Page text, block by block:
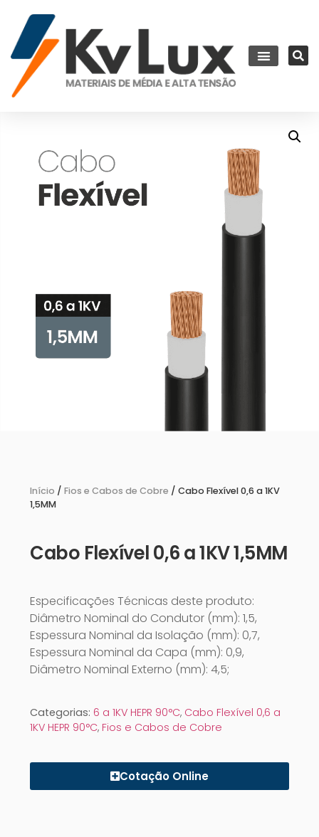
Início / Fios e Cabos de Cobre / Cabo Flexível 0,6 a 1KV
1,5MM
Cabo Flexível 0,6 a 1KV 1,5MM
Especificações Técnicas deste produto:
Diâmetro Nominal do Condutor (mm): 1,5,
Espessura Nominal da Isolação (mm): 0,7,
Espessura Nominal da Capa (mm): 0,9,
Diâmetro Nominal Externo (mm): 4,5;
Categorias: 6 a 1KV HEPR 90°C, Cabo Flexível 0,6 a
1KV HEPR 90°C, Fios e Cabos de Cobre
Cotação Online